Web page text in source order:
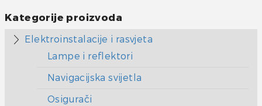
Kategorije proizvoda
Elektroinstalacije i rasvjeta
Lampe i reflektori
Navigacijska svijetla
Osigurači